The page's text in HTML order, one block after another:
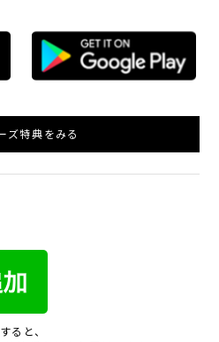
ズ特典をみる
ると、